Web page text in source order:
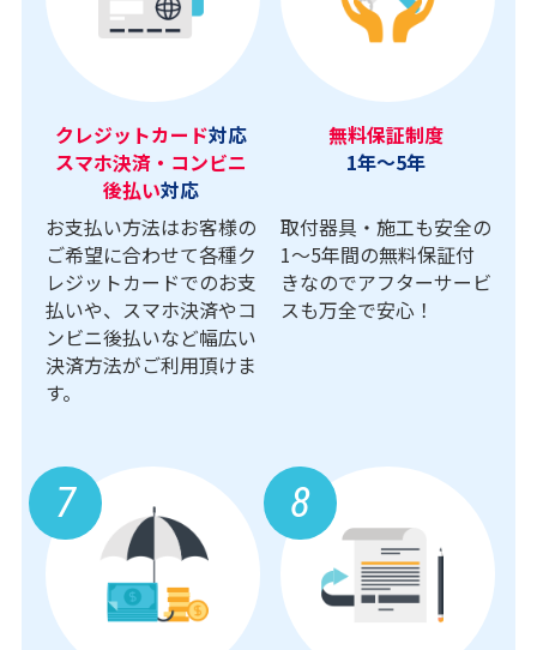
クレジットカード対応
スマホ決済・コンビニ
後払い対応
お支払い方法はお客様の
ご希望に合わせて各種ク
レジットカードでのお支
払いや、スマホ決済やコ
ンビニ後払いなど幅広い
決済方法がご利用頂けま
す。
無料保証制度
1年～5年
取付器具・施工も安全の
1〜5年間の無料保証付
きなのでアフターサービ
スも万全で安心！
7 8